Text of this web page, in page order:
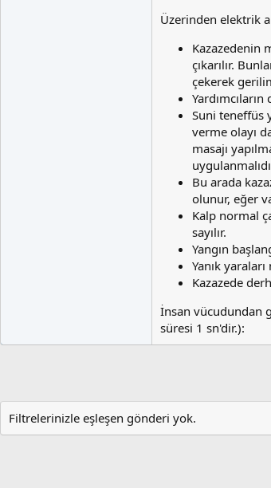
Üzerinden elektrik
Kazazedenin
çıkarılır.
çekerek
Suni teneffüs
verme olayı
masajı
Bu arada
olunur, eğer
Kalp normal
sayılır.
Yangın
Yanık
Kazazede
İnsan vücudundan
süresi 1 sn'dir.):
Filtrelerinizle eşleşen gönderi yok.